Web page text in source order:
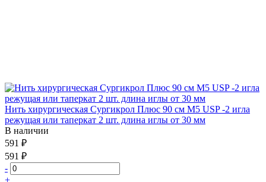
Нить хирургическая Сургикрол Плюс 90 см М5 USP -2 игла
режущая или таперкат 2 шт. длина иглы от 30 мм
В наличии
591 ₽
591 ₽
-
+